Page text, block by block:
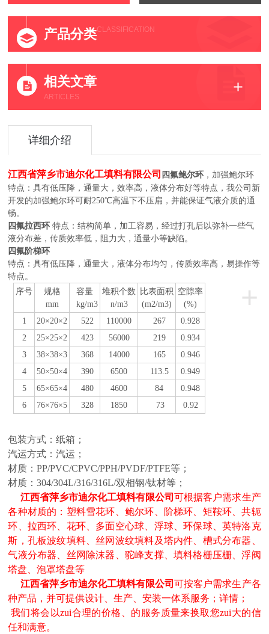
产品分类CLASSIFICATION
相关文章
ARTICLES
详细介绍
江西省萍乡市迪尔化工填料有限公司 四氟鲍尔环 ，加强鲍尔环
特点：具有低压降，通量大，效率高，液体分布好等特点，我公司新
开发的加强鲍尔环可耐250℃高温下不压扁，并能保证气液介质的通
畅。
四氟拉西环 特点：结构简单，加工容易，经过打孔后以弥补一些气
液分布差，传质效率低，阻力大，通量小等缺陷。
四氟阶梯环
特点：具有低压降，通量大，液体分布均匀，传质效率高，易操作等
特点。
+
序号
规格
mm
容量
kg/m3
堆积个数
n/m3
比表面积
(m2/m3)
空隙率
(%)
1
20×20×2 522 110000 267 0.928
2
25×25×2 423 56000 219 0.934
3
38×38×3 368 14000 165 0.946
4
50×50×4 390 6500 113.5 0.949
5
65×65×4 480 4600 84 0.948
6
76×76×5 328 1850 73 0.92
包装方式：纸箱；
汽运方式：汽运；
材质：PP/PVC/CPVC/PPH/PVDF/PTFE等；
材质：304/304L/316/316L/双相钢/钛材等；
江西省萍乡市迪尔化工填料有限公司可根据客户需求生产
各种材质的： 塑料雪花环、 鲍尔环、阶梯环、矩鞍环、共轭
环、拉西环、花环、多面空心球、浮球、环保球、英特洛克
斯，孔板波纹填料、丝网波纹填料及塔内件、槽式分布器、
气液分布器、丝网除沫器、驼峰支撑、填料格栅压栅、浮阀
塔盘、泡罩塔盘等
江西省萍乡市迪尔化工填料有限公司可按客户需求生产各
种产品，并可提供设计、生产、安装一体系服务；详情；
我们将会以zui合理的价格、的服务质量来换取您zui大的信
任和满意。